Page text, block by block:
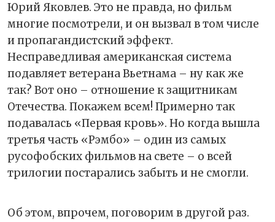
Юрий Яковлев. Это не правда, но фильм
многие посмотрели, и он вызвал в том числе
и пропагандистский эффект.
Несправедливая американская система
подавляет ветерана Вьетнама – ну как же
так? Вот оно – отношение к защитникам
Отечества. Покажем всем! Примерно так
подавалась «Первая кровь». Но когда вышла
третья часть «Рэмбо» – один из самых
русофобских фильмов на свете – о всей
трилогии постарались забыть и не смогли.
Об этом, впрочем, поговорим в другой раз.